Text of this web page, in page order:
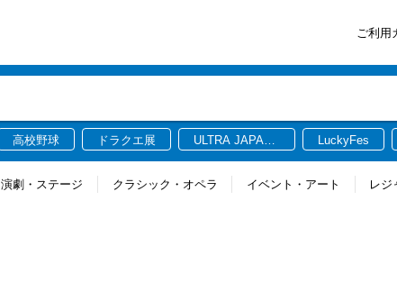
ご利用
高校野球 ドラクエ展
ULTRA JAPAN
LuckyFes
演劇・ステージ クラシック・オペラ イベント・アート レジ